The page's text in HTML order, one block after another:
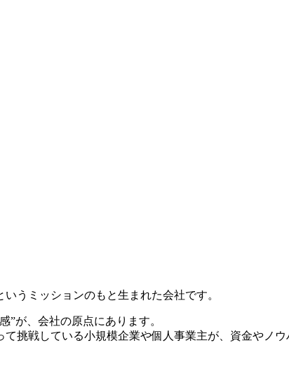
いうミッションのもと生まれた会社です。
”が、会社の原点にあります。
挑戦している小規模企業や個人事業主が、資金やノ